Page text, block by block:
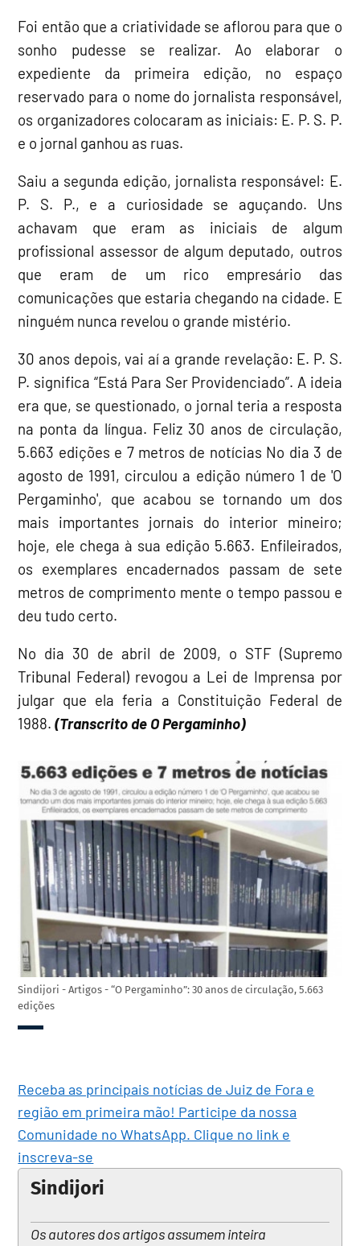
Foi então que a criatividade se aflorou para que o
sonho pudesse se realizar. Ao elaborar o
expediente da primeira edição, no espaço
reservado para o nome do jornalista responsável,
os organizadores colocaram as iniciais: E. P. S. P.
e o jornal ganhou as ruas.
Saiu a segunda edição, jornalista responsável: E.
P. S. P., e a curiosidade se aguçando. Uns
achavam que eram as iniciais de algum
profissional assessor de algum deputado, outros
que eram de um rico empresário das
comunicações que estaria chegando na cidade. E
ninguém nunca revelou o grande mistério.
30 anos depois, vai aí a grande revelação: E. P. S.
P. significa “Está Para Ser Providenciado”. A ideia
era que, se questionado, o jornal teria a resposta
na ponta da língua. Feliz 30 anos de circulação,
5.663 edições e 7 metros de notícias No dia 3 de
agosto de 1991, circulou a edição número 1 de 'O
Pergaminho', que acabou se tornando um dos
mais importantes jornais do interior mineiro;
hoje, ele chega à sua edição 5.663. Enfileirados,
os exemplares encadernados passam de sete
metros de comprimento mente o tempo passou e
deu tudo certo.
No dia 30 de abril de 2009, o STF (Supremo
Tribunal Federal) revogou a Lei de Imprensa por
julgar que ela feria a Constituição Federal de
1988.(Transcrito de O Pergaminho)
Sindijori - Artigos - “O Pergaminho”: 30 anos de circulação, 5.663
edições
Receba as principais notícias de Juiz de Fora e
região em primeira mão! Participe da nossa
Comunidade no WhatsApp. Clique no link e
inscreva-se
Sindijori
Os autores dos artigos assumem inteira